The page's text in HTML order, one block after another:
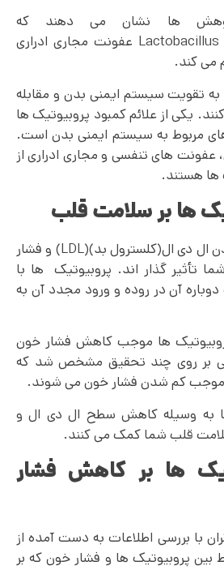
ها نشان می دهند که
پروبیوتیک Lactobacillus Crispatus عفونت مجاری ادراری
به تقویت سیستم ایمنی بدن و مقابله
یکی از علائم کمبود پروبیوتیک ها
های مربوط به سیستم ایمنی بدن است.
عفونت های تنفسی و مجاری ادراری از
ها هستند.
ها بر سلامت قلب
پروبیوتیک ها با کم کردن ال دی ال(کلسترول بد)(LDL) و فشار
تأثیر گذار اند. پروبیوتیک ها با
آن در روده و ورود مجدد آن به
ها موجب کاهش فشار خون
بر روی چند تحقیق مشخص شد که
موجب کم شدن فشار خون می شوند.
به وسیله کاهش سطح ال دی ال و
قلب شما کمک می کنند.
ها بر کاهش فشار
با بررسی اطلاعات به دست آمده از
بین پروبیوتیک ها و فشار خون که بر